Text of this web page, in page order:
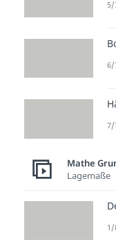
5/
6/
7/
Mathe
Lagemaße
1/